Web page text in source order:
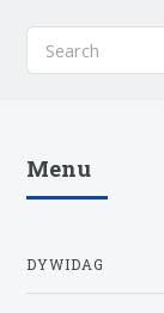
Menu
DYWIDAG